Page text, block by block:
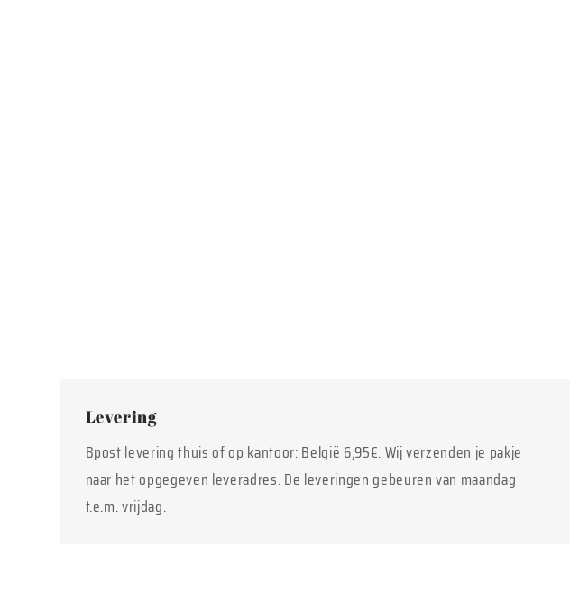
Levering
Bpost levering thuis of op kantoor: België 6,95€. Wij verzenden je pakje
naar het opgegeven leveradres. De leveringen gebeuren van maandag
t.e.m. vrijdag.